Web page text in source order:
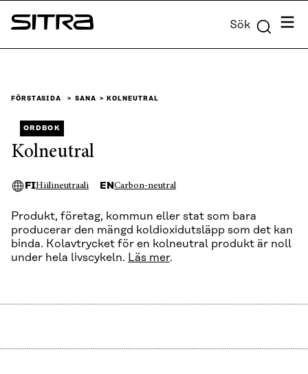
Skip to
content
Sitra Sök Meny
FÖRSTASIDA SANA KOLNEUTRAL
ORDBOK
Kolneutral
FIHiilineutraali EN Carbon-neutral
Produkt, företag, kommun eller stat som bara
producerar den mängd koldioxidutsläpp som det kan
binda. Kolavtrycket för en kolneutral produkt är noll
under hela livscykeln. Läs mer.